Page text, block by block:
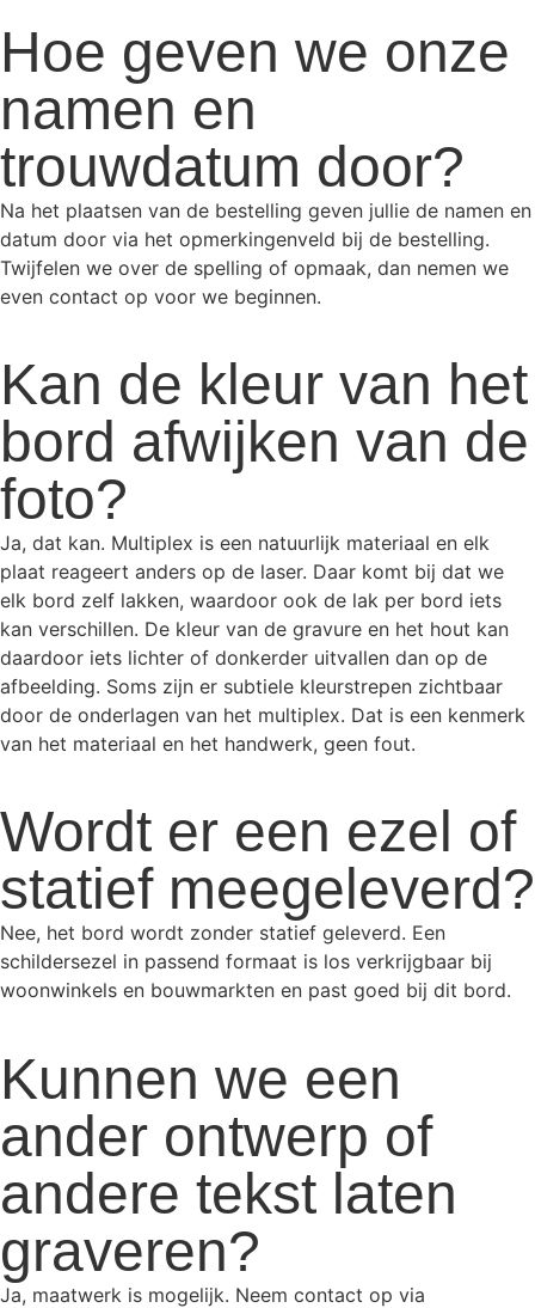
Hoe geven we onze
namen en
trouwdatum door?
Na het plaatsen van de bestelling geven jullie de namen en
datum door via het opmerkingenveld bij de bestelling.
Twijfelen we over de spelling of opmaak, dan nemen we
even contact op voor we beginnen.
Kan de kleur van het
bord afwijken van de
foto?
Ja, dat kan. Multiplex is een natuurlijk materiaal en elk
plaat reageert anders op de laser. Daar komt bij dat we
elk bord zelf lakken, waardoor ook de lak per bord iets
kan verschillen. De kleur van de gravure en het hout kan
daardoor iets lichter of donkerder uitvallen dan op de
afbeelding. Soms zijn er subtiele kleurstrepen zichtbaar
door de onderlagen van het multiplex. Dat is een kenmerk
van het materiaal en het handwerk, geen fout.
Wordt er een ezel of
statief meegeleverd?
Nee, het bord wordt zonder statief geleverd. Een
schildersezel in passend formaat is los verkrijgbaar bij
woonwinkels en bouwmarkten en past goed bij dit bord.
Kunnen we een
ander ontwerp of
andere tekst laten
graveren?
Ja, maatwerk is mogelijk. Neem contact op via